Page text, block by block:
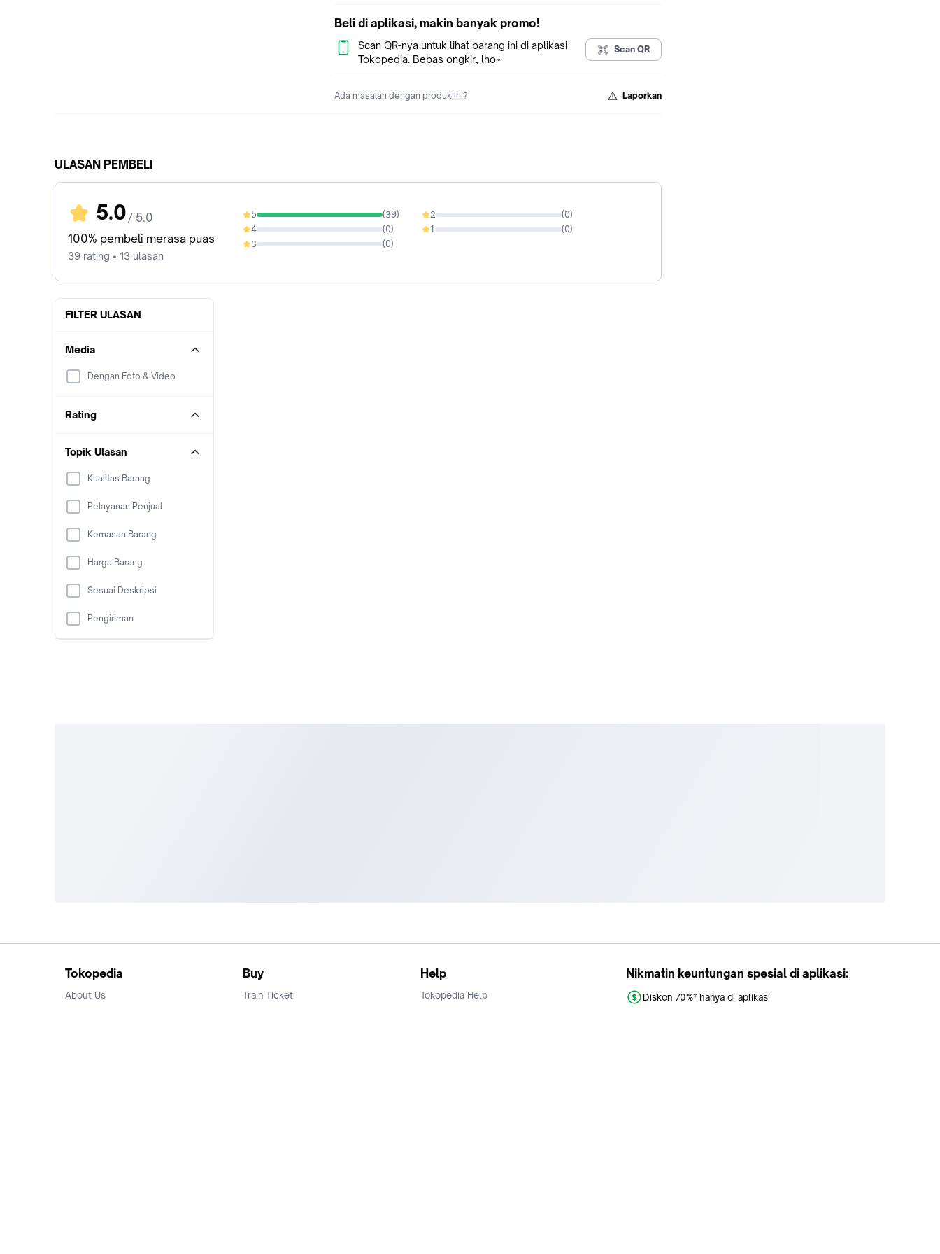
Beli di aplikasi, makin banyak promo!
Scan QR-nya untuk lihat barang ini di aplikasi
Tokopedia. Bebas ongkir, lho~
Scan QR
Ada masalah dengan produk ini? Laporkan
ULASAN PEMBELI
5.0 / 5.0
100% pembeli merasa puas
39 rating • 13 ulasan
5 (39)
100%
4 (0)
0%
3 (0)
0%
2 (0)
0%
1 (0)
0%
FILTER ULASAN
Media
Dengan Foto & Video
Rating
Topik Ulasan
Kualitas Barang
Pelayanan Penjual
Kemasan Barang
Harga Barang
Sesuai Deskripsi
Pengiriman
Tokopedia
About Us
Buy
Train Ticket
Help
Tokopedia Help
Nikmatin keuntungan spesial di aplikasi:
Diskon 70%* hanya di aplikasi